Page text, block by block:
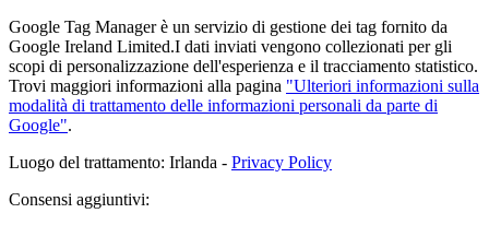
Google Tag Manager è un servizio di gestione dei tag fornito da
Google Ireland Limited.I dati inviati vengono collezionati per gli
scopi di personalizzazione dell'esperienza e il tracciamento statistico.
Trovi maggiori informazioni alla pagina "Ulteriori informazioni sulla
modalità di trattamento delle informazioni personali da parte di
Google".
Luogo del trattamento: Irlanda - Privacy Policy
Consensi aggiuntivi: